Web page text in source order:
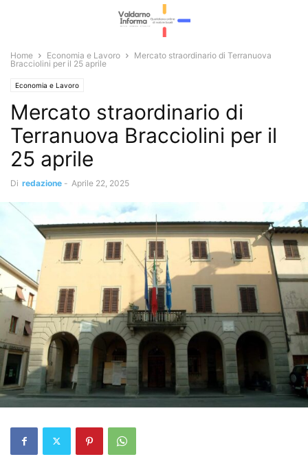
Home Economia e Lavoro
Mercato straordinario di Terranuova
Bracciolini per il 25 aprile
Economia e Lavoro
Mercato straordinario di
Terranuova Bracciolini per il
25 aprile
Di redazione - Aprile 22, 2025